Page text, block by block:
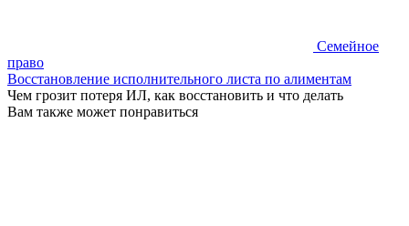
Семейное
право
Восстановление исполнительного листа по алиментам
Чем грозит потеря ИЛ, как восстановить и что делать
Вам также может понравиться